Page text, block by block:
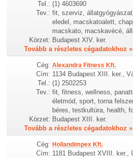
Tel.: (1) 4603690
Tev.: fit, szerviz,
eledel, macskatoalett,
macskato, macskavécé,
Körzet: Budapest XIV. ker.
Tovább a részletes cégadatokhoz »
Cég: Alexandra Fitness Kft.
Cím: 1134 Budapest XIII. ker.,
Tel.: (1) 2502253
Tev.: fit, fitness, wellness,
életmód, sport, torna
béres, testkultúra, health,
Körzet: Budapest XIII. ker.
Tovább a részletes cégadatokhoz »
Cég: Hollandimpex Kft.
Cím: 1181 Budapest XVIII. ker.,